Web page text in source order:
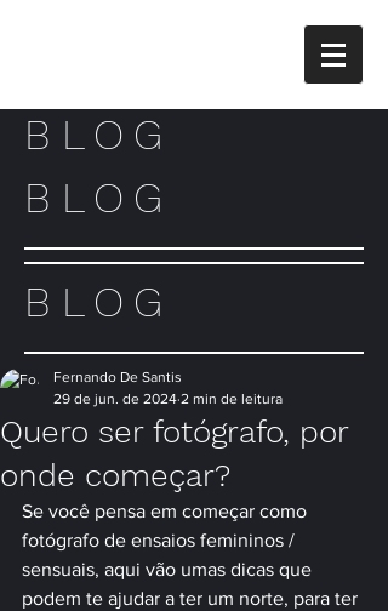
BLOG
BLOG
BLOG
Quero ser fotógrafo, por
onde começar?
Fernando De Santis
29 de jun. de 2024 2 min de leitura
Se você pensa em começar como
fotógrafo de ensaios femininos /
sensuais, aqui vão umas dicas que
podem te ajudar a ter um norte, para ter